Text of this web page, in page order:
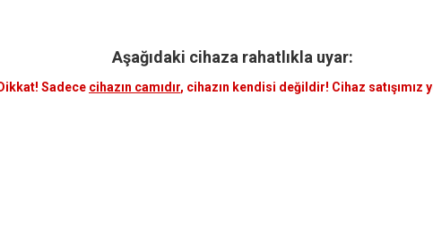
Aşağıdaki cihaza rahatlıkla uyar:
Sadece cihazın camıdır, cihazın kendisi değildir! Cihaz satışımız